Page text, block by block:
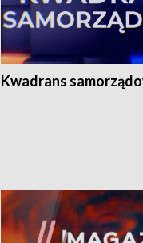
Kwadrans